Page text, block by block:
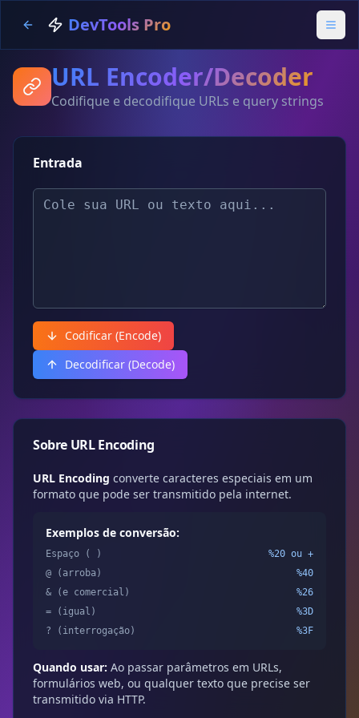
DevTools Pro
URL Encoder/Decoder
Codifique e decodifique URLs e query strings
Entrada
Codificar (Encode)
Decodificar (Decode)
Sobre URL Encoding
URL Encoding converte caracteres especiais em um
formato que pode ser transmitido pela internet.
Exemplos de conversão:
Espaço ( )
%20 ou +
@ (arroba)
%40
& (e comercial)
%26
= (igual)
%3D
? (interrogação)
%3F
Quando usar: Ao passar parâmetros em URLs,
formulários web, ou qualquer texto que precise ser
transmitido via HTTP.